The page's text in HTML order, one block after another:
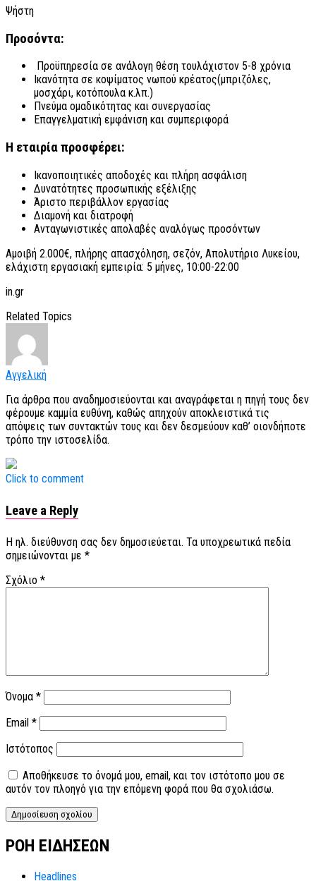
Ψήστη
Προσόντα:
Προϋπηρεσία σε ανάλογη θέση τουλάχιστον 5-8 χρόνια
Ικανότητα σε κοψίματος νωπού κρέατος(μπριζόλες,
μοσχάρι, κοτόπουλα κ.λπ.)
Πνεύμα ομαδικότητας και συνεργασίας
Επαγγελματική εμφάνιση και συμπεριφορά
Η εταιρία προσφέρει:
Ικανοποιητικές αποδοχές και πλήρη ασφάλιση
Δυνατότητες προσωπικής εξέλιξης
Άριστο περιβάλλον εργασίας
Διαμονή και διατροφή
Ανταγωνιστικές απολαβές αναλόγως προσόντων
Αμοιβή 2.000€, πλήρης απασχόληση, σεζόν, Απολυτήριο Λυκείου,
ελάχιστη εργασιακή εμπειρία: 5 μήνες, 10:00-22:00
in.gr
Related Topics
Αγγελική
Για άρθρα που αναδημοσιεύονται και αναγράφεται η πηγή τους δεν
φέρουμε καμμία ευθύνη, καθώς απηχούν αποκλειστικά τις
απόψεις των συντακτών τους και δεν δεσμεύουν καθ’ οιονδήποτε
τρόπο την ιστοσελίδα.
Click to comment
Leave a Reply
Η ηλ. διεύθυνση σας δεν δημοσιεύεται. Τα υποχρεωτικά πεδία
σημειώνονται με *
Σχόλιο *
Όνομα *
Email *
Ιστότοπος
Αποθήκευσε το όνομά μου, email, και τον ιστότοπο μου σε
αυτόν τον πλοηγό για την επόμενη φορά που θα σχολιάσω.
ΡΟΗ ΕΙΔΗΣΕΩΝ
Headlines